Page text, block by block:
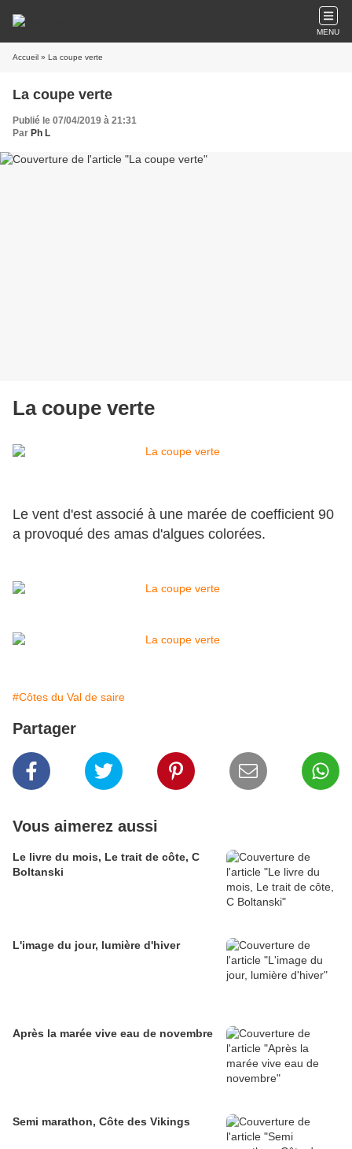
MENU
Accueil » La coupe verte
La coupe verte
Publié le 07/04/2019 à 21:31
Par Ph L
La coupe verte
Le vent d'est associé à une marée de coefficient 90
a provoqué des amas d'algues colorées.
#Côtes du Val de saire
Partager
Vous aimerez aussi
Le livre du mois, Le trait de côte, C
Boltanski
L'image du jour, lumière d'hiver
Après la marée vive eau de novembre
Semi marathon, Côte des Vikings